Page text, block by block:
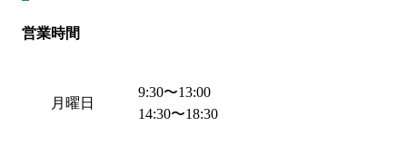
営業時間
月曜日
9:30〜13:00
14:30〜18:30